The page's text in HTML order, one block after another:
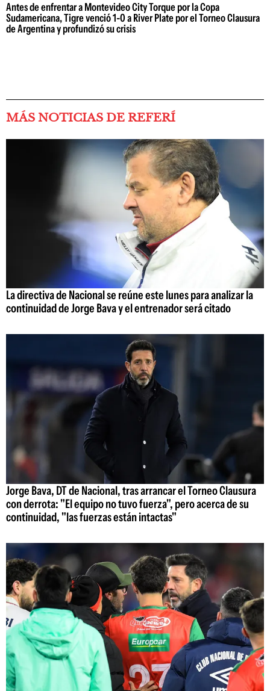
Antes de enfrentar a Montevideo City Torque por la Copa
Sudamericana, Tigre venció 1-0 a River Plate por el Torneo Clausura
de Argentina y profundizó su crisis
MÁS NOTICIAS DE REFERÍ
La directiva de Nacional se reúne este lunes para analizar la
continuidad de Jorge Bava y el entrenador será citado
Jorge Bava, DT de Nacional, tras arrancar el Torneo Clausura
con derrota: "El equipo no tuvo fuerza", pero acerca de su
continuidad, "las fuerzas están intactas"